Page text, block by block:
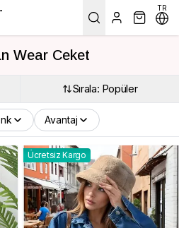
TR
Wear Ceket
Sırala: Popüler
Avantaj
Ücretsiz Kargo